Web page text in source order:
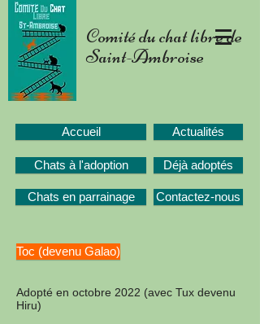
Comité du chat libre de
Saint-Ambroise
Accueil Actualités
Chats à l'adoption
Chats en parrainage
Déjà adoptés
Contactez-nous
Toc (devenu Galao)
Adopté en octobre 2022 (avec Tux devenu
Hiru)